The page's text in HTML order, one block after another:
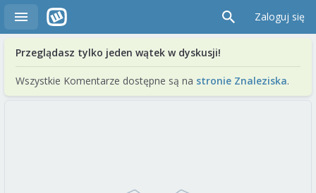
Zaloguj się
Przeglądasz tylko jeden wątek w dyskusji!
Wszystkie Komentarze dostępne są na stronie Znaleziska.